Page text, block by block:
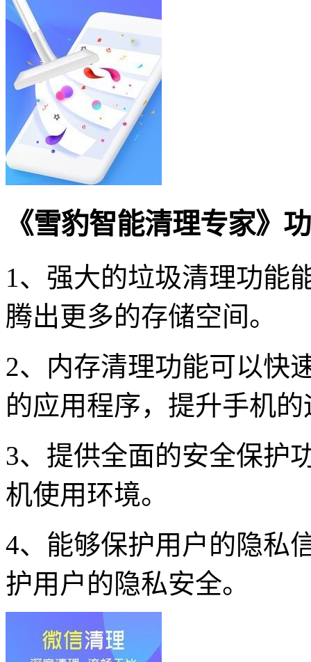
《雪豹智能清理专家》
1、强大的垃圾清理功能
腾出更多的存储空间。
2、内存清理功能可以快
的应用程序，提升手机
3、提供全面的安全保护
机使用环境。
4、能够保护用户的隐私
护用户的隐私安全。